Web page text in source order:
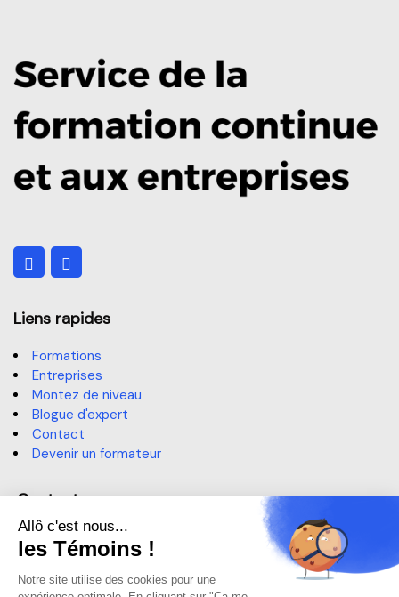
Comment vendre sur Amazon quand on
est manufacturier ou détaillant autorisé
Liens rapides
Formations
Entreprises
Montez de niveau
Blogue d'expert
Contact
Devenir un formateur
Contact
514 364-3320, poste 6191
sae@claurendeau.qc.ca
1111 Rue Lapierre, LaSalle,